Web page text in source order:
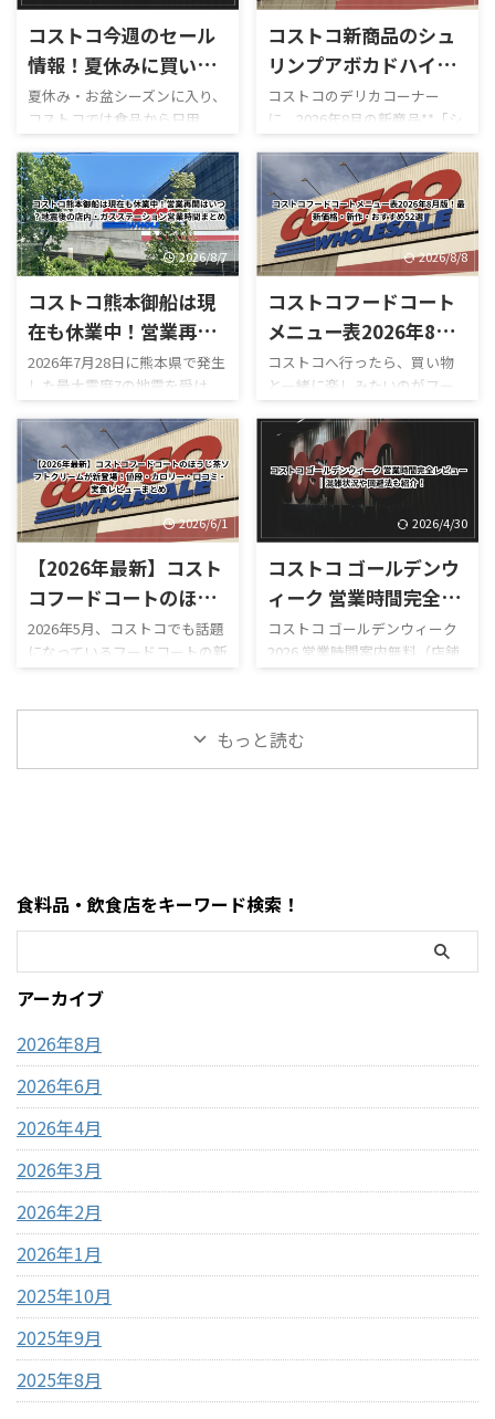
コストコ今週のセール
情報！夏休みに買いた
いお得商品・値下げ品
まとめ【8月最新版】
夏休み・お盆シーズンに入り、
コストコでは食品から日用
品、家電までさまざまな商品
がセール価格になっています。
Yahoo!ニュースでは、コストコ
へ頻繁に通う人などが**「今週
のお得を選抜！嬉しいセール
情報」**として最新の割引商品
を紹介しています。SNSでも
「夏休み中にうれしい割引」
として紹介され、注目を集め
式サイトにも**「HOT
BUYS（お買得商品）」**とい
うセールページが用意されて
おり、現在値下げされている食
品・日用品・家電などを確認
できます。 「今週コストコで
何が安い ...
コストコ新商品のシュ
リンプアボカドハイロ
ーラー！2026年8月新
作のデリカお惣菜
コストコのデリカコーナー
に、2026年8月の新商品**「シ
ュリンプアボカドハイローラ
ー」**が登場しました。 コス
トコのハイローラーといえ
ば、ベーコン・レタス・トマ
トを使った定番の「ハイロー
ラー（B.L.T）」を思い浮かべ
る人が多いですが、今回の新
作はかなり豪華。 最大の特徴
は、名前の通りプリプリの海
いることです。 実際にカット
された断面を見ると、大きな海
老が何個も入っているものもあ
り、「海老が少し入っているハ
イローラー」というより、しっ
かり海老が主役になっていま
す。 さらに、 ...
2026/8/7
コストコ熊本御船は現
在も休業中！営業再開
はいつ？地震後の店
内・ガスステーション
営業時間まとめ
2026年7月28日に熊本県で発生
した最大震度7の地震を受け、
コストコ熊本御船倉庫店は現
在も臨時休業しています。
「今日コストコ熊本はやって
る？」 「営業再開はいつ？」
「店内はどうなっている？」
「ガソリンだけ入れられ
る？」 「フードコートは使え
る？」 と気になっている人も
多いのではないでしょうか。
点では熊本御船倉庫店の売り
場は営業再開しておらず、再開
ん。 一方で、併設するガスス
テーションは7月29日から営業
2026/8/8
コストコフードコート
メニュー表2026年8月
版！最新価格・新作・
おすすめ52選
コストコへ行ったら、買い物
と一緒に楽しみたいのがフー
ドコートです。 180円のホット
ドッグをはじめ、巨大なピザ
やプルコギベイク、ソフトクリ
ーム、季節限定スムージーな
ど、コストコならではのボリュ
ーム満点メニューが並んでいま
す。 しかも2026年は新作がか
なり豊富。 現在は、 サーモン
ポキロール ボロネーゼポテト
セージカルッツォーネ クロワ
ッサンハム＆チーズ ほうじ茶
メロンスムージー など、以前
にはなかったメニューも登場
2026/6/1
【2026年最新】コスト
コフードコートのほう
じ茶ソフトクリームが
新登場！値段・カロリ
ューまとめ
2026年5月、コストコでも話題
になっているフードコートの新
作スイーツ「ほうじ茶ソフト
和スイーツで、販売開始直後か
らSNSでも話題になっていま
ている方はぜひ参考にしてく
ださい。 写真付きのレビュー
ださい。
https://hubmedia.co.jp/costc
2026/4/30
コストコ ゴールデンウ
ィーク 営業時間完全レ
ビュー｜混雑状況や回
避法も紹介！
コストコ ゴールデンウィーク
2026 営業時間案内無料（店舗
利用時）／デリバリーは別途
のコストコ営業時間と混雑状
況について詳しくはこちら GW
がゴールデンウィークにコス
トコを訪れるのは毎年の楽し
みの一つですが、この時期の
営業時間変更や混雑状況には
もっと読む
食料品・飲食店をキーワード検索！
アーカイブ
2026年8月
2026年6月
2026年4月
2026年3月
2026年2月
2026年1月
2025年10月
2025年9月
2025年8月